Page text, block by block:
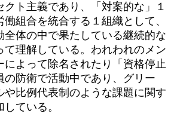
ト主義であり、「対案的な」１
組合を統合する１組織として、
全体の中で果たしている継続的な
て理解している。われわれのメン
によって除名されたり「資格停止
の防衛で活動中であり、グリー
や比例代表制のような課題に関す
ている。